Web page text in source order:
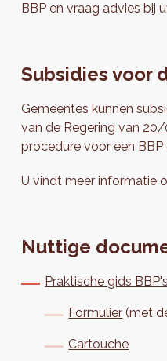
BBP en vraag advies bij
Subsidies voor
Gemeentes kunnen
van de Regering van 20/
procedure voor een
U vindt meer informatie
Nuttige
Praktische gids BBP's
Formulier (met
Cartouche